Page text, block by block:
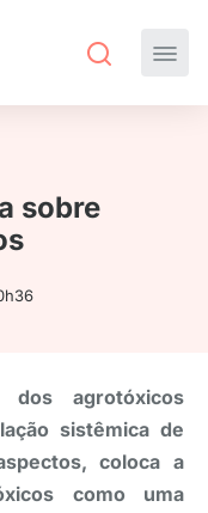
sobre
agrotóxicos
sistêmica de
coloca a
como uma